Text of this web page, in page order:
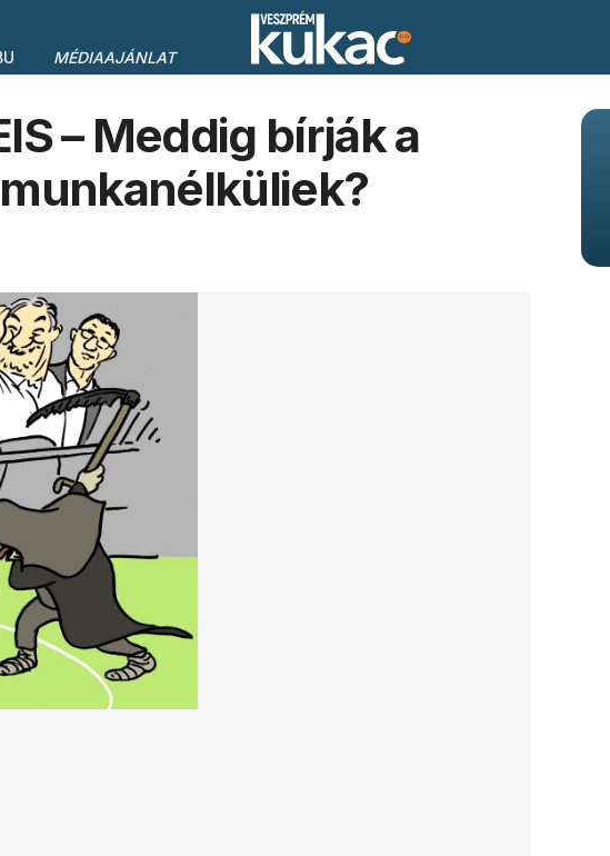
MÉDIAAJÁNLAT
– Meddig bírják a